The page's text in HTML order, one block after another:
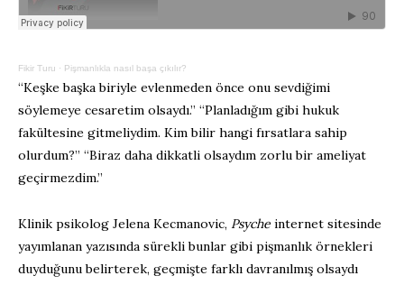
Fikir Turu · Pişmanlıkla nasıl başa çıkılır?
“Keşke başka biriyle evlenmeden önce onu sevdiğimi
söylemeye cesaretim olsaydı.” “Planladığım gibi hukuk
fakültesine gitmeliydim. Kim bilir hangi fırsatlara sahip
olurdum?” “Biraz daha dikkatli olsaydım zorlu bir ameliyat
geçirmezdim.”
Klinik psikolog Jelena Kecmanovic, Psyche internet sitesinde
yayımlanan yazısında sürekli bunlar gibi pişmanlık örnekleri
duyduğunu belirterek, geçmişte farklı davranılmış olsaydı